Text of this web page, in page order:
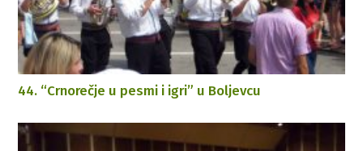
44. “Crnorečje u pesmi i igri” u Boljevcu